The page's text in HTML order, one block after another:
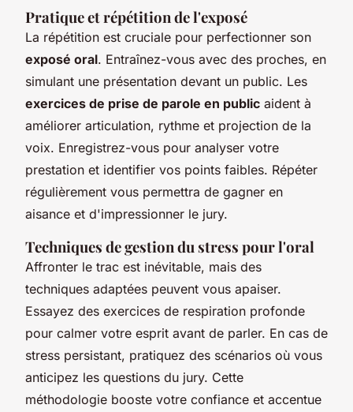
Pratique et répétition de l'exposé
La répétition est cruciale pour perfectionner son
exposé oral. Entraînez-vous avec des proches, en
simulant une présentation devant un public. Les
exercices de prise de parole en public aident à
améliorer articulation, rythme et projection de la
voix. Enregistrez-vous pour analyser votre
prestation et identifier vos points faibles. Répéter
régulièrement vous permettra de gagner en
aisance et d'impressionner le jury.
Techniques de gestion du stress pour l'oral
Affronter le trac est inévitable, mais des
techniques adaptées peuvent vous apaiser.
Essayez des exercices de respiration profonde
pour calmer votre esprit avant de parler. En cas de
stress persistant, pratiquez des scénarios où vous
anticipez les questions du jury. Cette
méthodologie booste votre confiance et accentue